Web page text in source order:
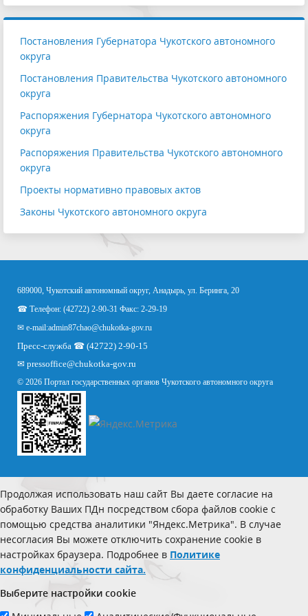
Постановления Губернатора Чукотского автономного
округа
Постановления Правительства Чукотского автономного
округа
Распоряжения Губернатора Чукотского автономного
округа
Распоряжения Правительства Чукотского автономного
округа
Проекты нормативно правовых актов
Законы Чукотского автономного округа
689000, Чукотский автономный округ, Анадырь, ул. Беринга, 20
☎ Телефон: (42722) 2-90-31 Факс: 2-29-19
✉ e-mail:admin87chao@chukotka-gov.ru
Пресс-служба ☎ (42722) 2-90-15
✉ pressoffice@chukotka-gov.ru
© 2026 Портал государственных органов Чукотского автономного округа
Продолжая использовать наш сайт Вы даете согласие на
обработку Ваших ПДн посредством сбора файлов cookie с
помощью средства аналитики "Яндекс.Метрика". В случае
несогласия Вы можете отключить сохранение cookie в
настройках браузера. Подробнее в Политике
конфиденциальности сайта.
Выберите настройки cookie